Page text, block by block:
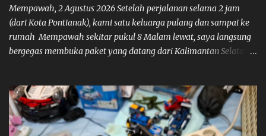
Mempawah, 2 Agustus 2026 Setelah perjalanan selama 2 jam
(dari Kota Pontianak), kami satu keluarga pulang dan sampai ke
rumah Mempawah sekitar pukul 8 Malam lewat, saya langsung
bergegas membuka paket yang datang dari Kalimantan Selatan.